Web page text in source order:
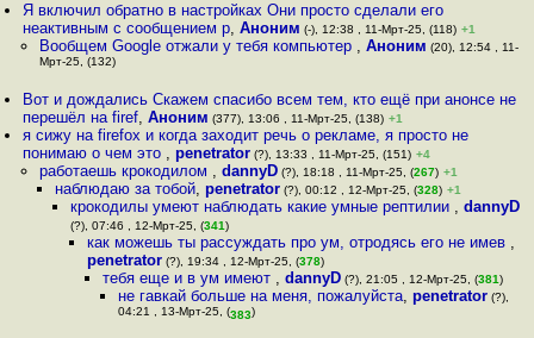
Я включил обратно в настройках Они просто сделали его
неактивным с сообщением р,Аноним (-), 12:38 , 11-Мрт-25, (118) +1
Вообщем Google отжали у тебя компьютер , Аноним (20), 12:54 , 11-
Мрт-25, (132)
Вот и дождались Скажем спасибо всем тем, кто ещё при анонсе не
перешёл на firef,Аноним (377), 13:06 , 11-Мрт-25, (138) +1
я сижу на firefox и когда заходит речь о рекламе, я просто не
понимаю о чем это ,penetrator (?), 13:33 , 11-Мрт-25, (151) +4
работаешь крокодилом , dannyD(?), 18:18 , 11-Мрт-25, (267) +1
наблюдаю за тобой, penetrator(?), 00:12 , 12-Мрт-25, (328) +1
крокодилы умеют наблюдать какие умные рептилии ,dannyD
(?), 07:46 , 12-Мрт-25, (341)
как можешь ты рассуждать про ум, отродясь его не имев ,
penetrator(?), 19:34 , 12-Мрт-25, (378)
тебя еще и в ум имеют , dannyD(?), 21:05 , 12-Мрт-25, (381)
не гавкай больше на меня, пожалуйста,penetrator (?),
04:21 , 13-Мрт-25, (383)